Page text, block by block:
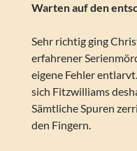
Warten auf den
Sehr richtig ging
erfahrener
eigene Fehler
sich Fitzwilliams
Sämtliche Spuren
den Fingern.